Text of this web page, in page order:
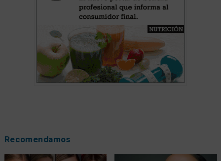
Recomendamos